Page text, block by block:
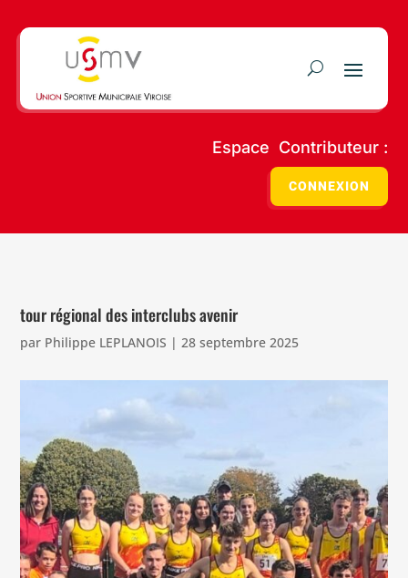
Espace Contributeur :
CONNEXION
tour régional des interclubs avenir
par Philippe LEPLANOIS |28 septembre 2025